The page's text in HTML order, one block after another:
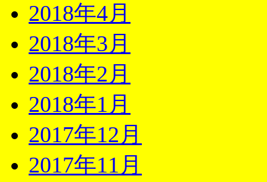
2018年4月
2018年3月
2018年2月
2018年1月
2017年12月
2017年11月